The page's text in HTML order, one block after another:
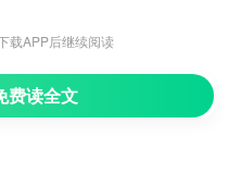
不禁有些触动，他微微的
还有些不确定：“道友你的
载APP后继续阅读
费读全文